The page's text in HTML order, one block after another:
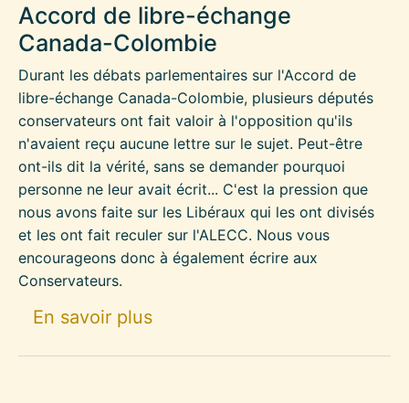
Accord de libre-échange
Canada-Colombie
Durant les débats parlementaires sur l'Accord de
libre-échange Canada-Colombie, plusieurs députés
conservateurs ont fait valoir à l'opposition qu'ils
n'avaient reçu aucune lettre sur le sujet. Peut-être
ont-ils dit la vérité, sans se demander pourquoi
personne ne leur avait écrit... C'est la pression que
nous avons faite sur les Libéraux qui les ont divisés
et les ont fait reculer sur l'ALECC. Nous vous
encourageons donc à également écrire aux
Conservateurs.
En savoir plussur ALECC - Écrivez aux